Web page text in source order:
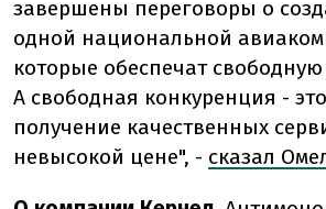
завершены переговоры о
одной национальной
которые обеспечат
А свободная конкуренция -
получение качественных
невысокой цене", - сказал